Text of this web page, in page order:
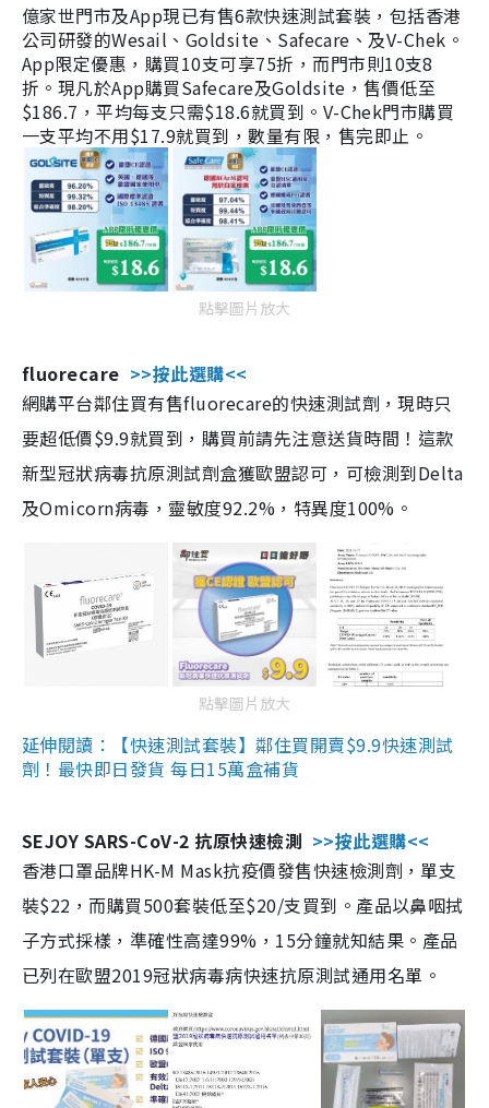
億家世門市及App現已有售6款快速測試套裝，包括香港
公司研發的Wesail、Goldsite、Safecare、及V-Chek。
App限定優惠，購買10支可享75折，而門市則10支8
折。現凡於App購買Safecare及Goldsite，售價低至
$186.7，平均每支只需$18.6就買到。V-Chek門市購買
一支平均不用$17.9就買到，數量有限，售完即止。
點擊圖片放大
fluorecare >>按此選購<<
網購平台鄰住買有售fluorecare的快速測試劑，現時只
要超低價$9.9就買到，購買前請先注意送貨時間！這款
新型冠狀病毒抗原測試劑盒獲歐盟認可，可檢測到Delta
及Omicorn病毒，靈敏度92.2%，特異度100%。
點擊圖片放大
延伸閱讀：【快速測試套裝】鄰住買開賣$9.9快速測試
劑！最快即日發貨 每日15萬盒補貨
SEJOY SARS-CoV-2 抗原快速檢測 >>按此選購<<
香港口罩品牌HK-M Mask抗疫價發售快速檢測劑，單支
裝$22，而購買500套裝低至$20/支買到。產品以鼻咽拭
子方式採樣，準確性高達99%，15分鐘就知結果。產品
已列在歐盟2019冠狀病毒病快速抗原測試通用名單。